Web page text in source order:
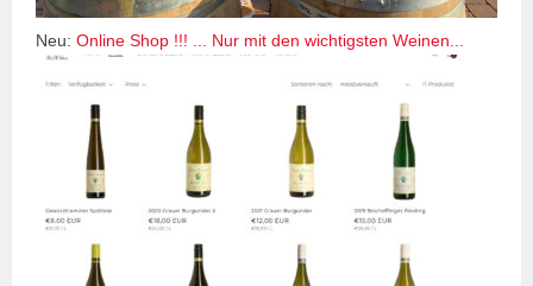
Neu:Online Shop !!! ... Nur mit den wichtigsten Weinen...